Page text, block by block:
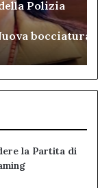
Polizia
bocciatura
ai
la Partita di